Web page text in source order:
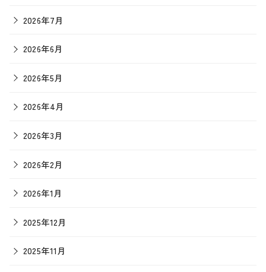
2026年7月
2026年6月
2026年5月
2026年4月
2026年3月
2026年2月
2026年1月
2025年12月
2025年11月